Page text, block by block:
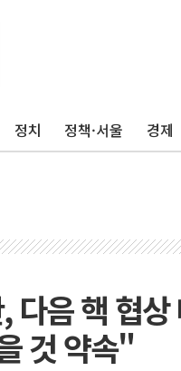
정치 정책·서울 경제
다음 핵 협
것 약속"